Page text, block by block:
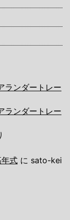
ンダートレー
ンダートレー
式 に sato-kei